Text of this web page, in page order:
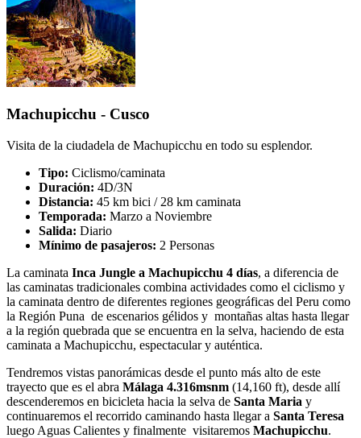
Machupicchu - Cusco
Visita de la ciudadela de Machupicchu en todo su esplendor.
Tipo: Ciclismo/caminata
Duración: 4D/3N
Distancia: 45 km bici / 28 km caminata
Temporada: Marzo a Noviembre
Salida: Diario
Mínimo de pasajeros: 2 Personas
La caminata Inca Jungle a Machupicchu 4 días, a diferencia de
las caminatas tradicionales combina actividades como el ciclismo y
la caminata dentro de diferentes regiones geográficas del Peru como
la Región Puna de escenarios gélidos y montañas altas hasta llegar
a la región quebrada que se encuentra en la selva, haciendo de esta
caminata a Machupicchu, espectacular y auténtica.
Tendremos vistas panorámicas desde el punto más alto de este
trayecto que es el abra Málaga 4.316msnm (14,160 ft), desde allí
descenderemos en bicicleta hacia la selva de Santa Maria y
continuaremos el recorrido caminando hasta llegar a Santa Teresa
luego Aguas Calientes y finalmente visitaremos Machupicchu.